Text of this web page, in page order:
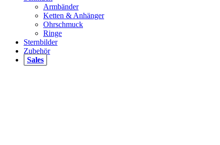
Armbänder
Ketten & Anhänger
Ohrschmuck
Ringe
Sternbilder
Zubehör
Sales